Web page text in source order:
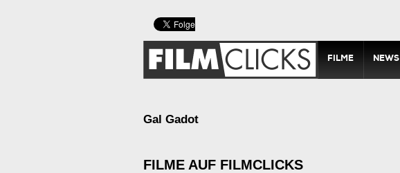
FILME NEWS
Gal Gadot
FILME AUF FILMCLICKS